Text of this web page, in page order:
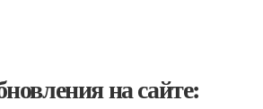
на сайте: